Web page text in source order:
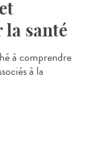
santé
à comprendre
à la